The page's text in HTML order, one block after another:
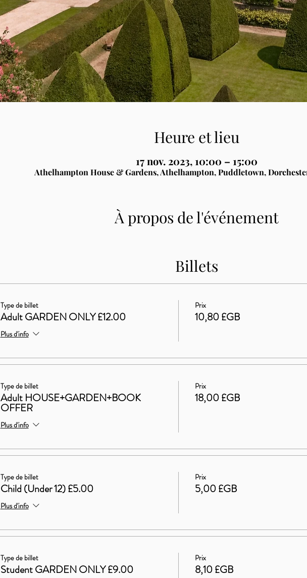
Heure et lieu
17 nov. 2023, 10:00 – 15:00
Athelhampton House & Gardens, Athelhampton, Puddletown,
À propos de l'événement
Billets
Type de billet
Adult GARDEN ONLY £12.00
Plus d'info
Prix
10,80 £GB
Type de billet
Adult HOUSE+GARDEN+BOOK
OFFER
Plus d'info
Prix
18,00 £GB
Type de billet
Child (Under 12) £5.00
Plus d'info
Prix
5,00 £GB
Type de billet
Student GARDEN ONLY £9.00
Prix
8,10 £GB